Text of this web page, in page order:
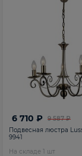
9 587 ₽
6 710 ₽
Подвесная люстра
9941
На складе 1 шт